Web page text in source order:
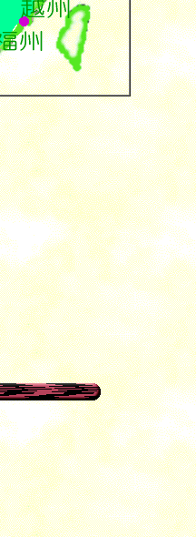
宋詞 漢詩 漢詩